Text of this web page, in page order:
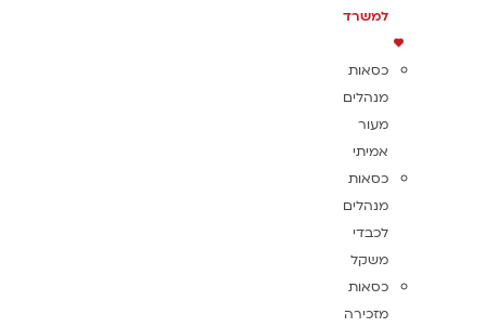
למשרד
כסאות
מנהלים
מעור
אמיתי
כסאות
מנהלים
לכבדי
משקל
כסאות
מזכירה